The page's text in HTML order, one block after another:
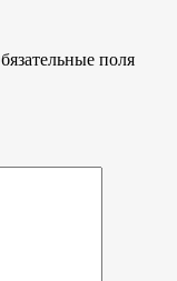
поля